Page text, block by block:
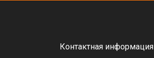
Контактная информация